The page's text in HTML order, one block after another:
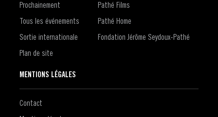
Prochainement
Tous les événements
Sortie internationale
Plan de site
Pathé Films
Pathé Home
Fondation Jérôme Seydoux-Pathé
MENTIONS LÉGALES
Contact